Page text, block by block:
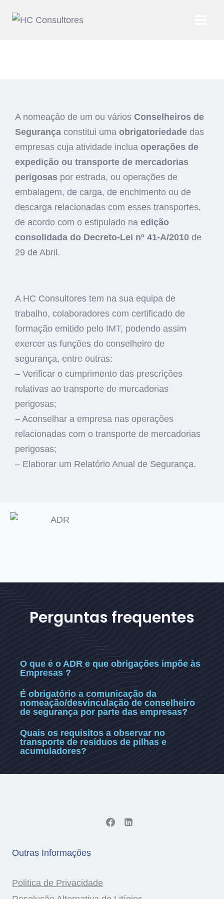
A nomeação de um ou vários Conselheiros de
Segurança constitui uma obrigatoriedade das
empresas cuja atividade inclua operações de
expedição ou transporte de mercadorias
perigosas por estrada, ou operações de
embalagem, de carga, de enchimento ou de
descarga relacionadas com esses transportes,
de acordo com o estipulado na edição
consolidada do Decreto-Lei nº 41-A/2010 de
29 de Abril.
A HC Consultores tem na sua equipa de
trabalho, colaboradores com certificado de
formação emitido pelo IMT, podendo assim
exercer as funções do conselheiro de
segurança, entre outras:
– Verificar o cumprimento das prescrições
relativas ao transporte de mercadorias
perigosas;
– Aconselhar a empresa nas operações
relacionadas com o transporte de mercadorias
perigosas;
– Elaborar um Relatório Anual de Segurança.
Perguntas frequentes
O que é o ADR e que obrigações impõe às
Empresas ?
É obrigatório a comunicação da
nomeação/desvinculação de conselheiro
de segurança por parte das empresas?
Quais os requisitos a observar no
transporte de resíduos de pilhas e
acumuladores?
Outras Informações
Politica de Privacidade